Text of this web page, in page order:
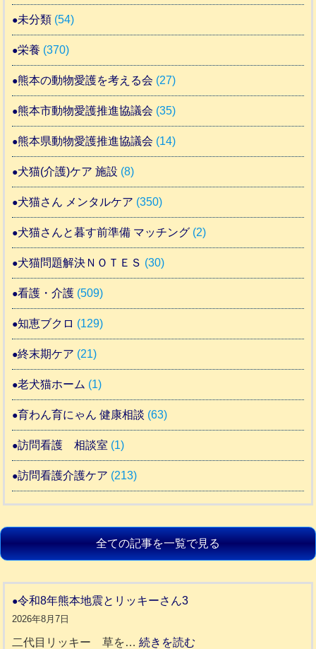
未分類 (54)
栄養 (370)
熊本の動物愛護を考える会 (27)
熊本市動物愛護推進協議会 (35)
熊本県動物愛護推進協議会 (14)
犬猫(介護)ケア 施設 (8)
犬猫さん メンタルケア (350)
犬猫さんと暮す前準備 マッチング (2)
犬猫問題解決ＮＯＴＥＳ (30)
看護・介護 (509)
知恵ブクロ (129)
終末期ケア (21)
老犬猫ホーム (1)
育わん育にゃん 健康相談 (63)
訪問看護 相談室 (1)
訪問看護介護ケア (213)
全ての記事を一覧で見る
令和8年熊本地震とリッキーさん3
2026年8月7日
二代目リッキー 草を…続きを読む